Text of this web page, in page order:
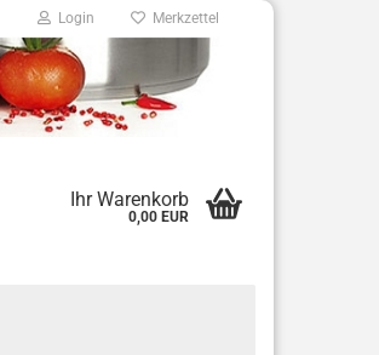
Login Merkzettel
Ihr Warenkorb
0,00 EUR